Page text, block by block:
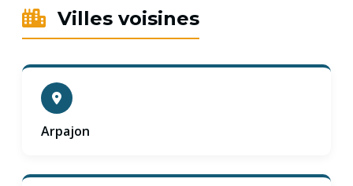
Villes voisines
Arpajon